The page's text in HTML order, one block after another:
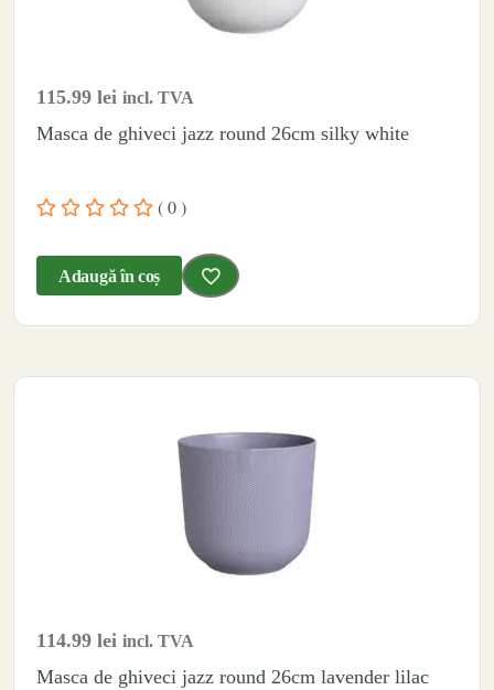
115.99 lei incl. TVA
Masca de ghiveci jazz round 26cm silky white
( 0 )
Adaugă în coș
114.99 lei incl. TVA
Masca de ghiveci jazz round 26cm lavender lilac